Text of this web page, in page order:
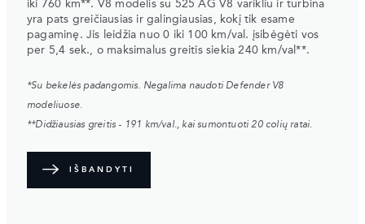
iki 760 km**. V8 modelis su 525 AG V8 varikliu ir turbina
yra pats greičiausias ir galingiausias, kokį tik esame
pagaminę. Jis leidžia nuo 0 iki 100 km/val. įsibėgėti vos
per 5,4 sek., o maksimalus greitis siekia 240 km/val**.
*Su bekelės padangomis. Negalima naudoti Defender V8
modeliuose.
**Didžiausias greitis - 191 km/val., kai sumontuoti 20 colių ratai.
IŠBANDYTI